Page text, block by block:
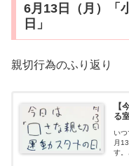
6月13日（月）「
日」
親切行為のふり返り
【
る
いつ
月
す。